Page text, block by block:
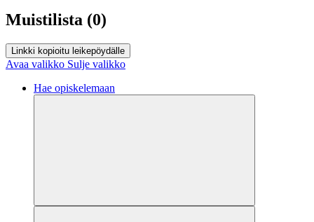
Muistilista (0)
Linkki kopioitu leikepöydälle
Avaa valikko Sulje valikko
Hae opiskelemaan